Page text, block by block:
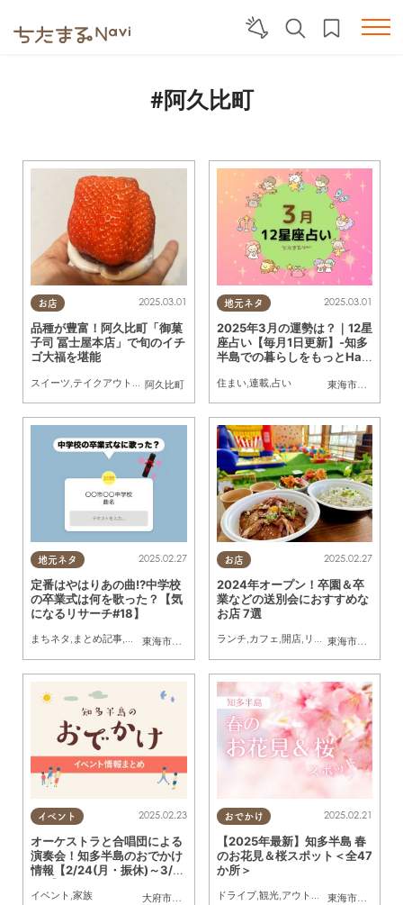
#阿久比町
お店
阿久比町
2025.03.01
品種が豊富！阿久比町「御菓
子司 冨士屋本店」で旬のイチ
ゴ大福を堪能
スイーツ テイクアウト 行ってみたレポ 友人
地元ネタ
東海市
,大府市
2025.03.01
2025年3月の運勢は？｜12星
座占い【毎月1日更新】-知多
半島での暮らしをもっとHap
住まい, 連載, 占い
地元ネタ
東海市
, 大府市 知多市,東浦町 ,阿久比町, 半田市,常滑市
2025.02.27
定番はやはりあの曲!?中学校
の卒業式は何を歌った？【気
になるリサーチ#18】
まちネタ , まとめ記事,気になるリサーチ 親子
お店
東海市大府市
2025.02.27
2024年オープン！卒園＆卒
業などの送別会におすすめな
お店 7選
ランチ,カフェ,開店, リニューアル
イベント
大府市
, 知多市 阿久比町 ,半田市,常滑市 ,武豊町
2025.02.23
オーケストラと合唱団による
演奏会！知多半島のおでかけ
情報【2/24(月・振休)～3/2
イベント ,家族
おでかけ
東海市大府市
2025.02.21
【2025年最新】知多半島 春
のお花見＆桜スポット＜全47
か所＞
ドライブ,観光,アウトドア ,自然,まちネタ